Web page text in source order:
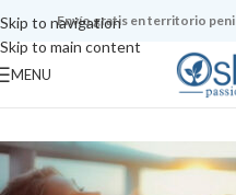
Skip to navigation
Skip to main content
Envío gratis en territorio
MENU